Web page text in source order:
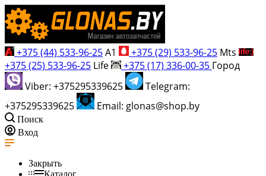
+375 (44) 533-96-25A1 +375 (29) 533-96-25 Mts
+375 (25) 533-96-25 Life +375 (17) 336-00-35 Город
Viber: +375295339625
Telegram:
+375295339625
Email: glonas@shop.by
Поиск
Вход
Закрыть
Каталог